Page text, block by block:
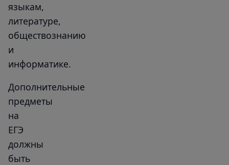
языкам,
литературе,
обществознанию
и
информатике.
Дополнительные
предметы
на
ЕГЭ
должны
быть